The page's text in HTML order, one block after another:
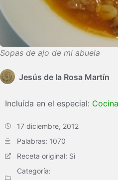
Sopas de ajo de mi abuela
Jesús de la Rosa Martín
Incluída en el especial:
17 diciembre, 2012
Palabras: 1070
Receta original: Si
Categoría: